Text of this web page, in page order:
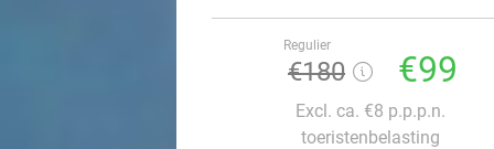
Regulier
€180 €99
Excl. ca. €8 p.p.p.n.
toeristenbelasting